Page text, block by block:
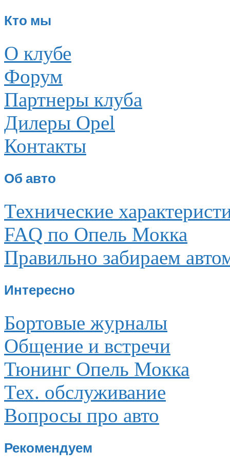
Кто мы
О клубе
Форум
Партнеры клуба
Дилеры Opel
Контакты
Об авто
Технические
FAQ по Опель Мокка
Правильно забираем
Интересно
Бортовые журналы
Общение и встречи
Тюнинг Опель Мокка
Тех. обслуживание
Вопросы про авто
Рекомендуем